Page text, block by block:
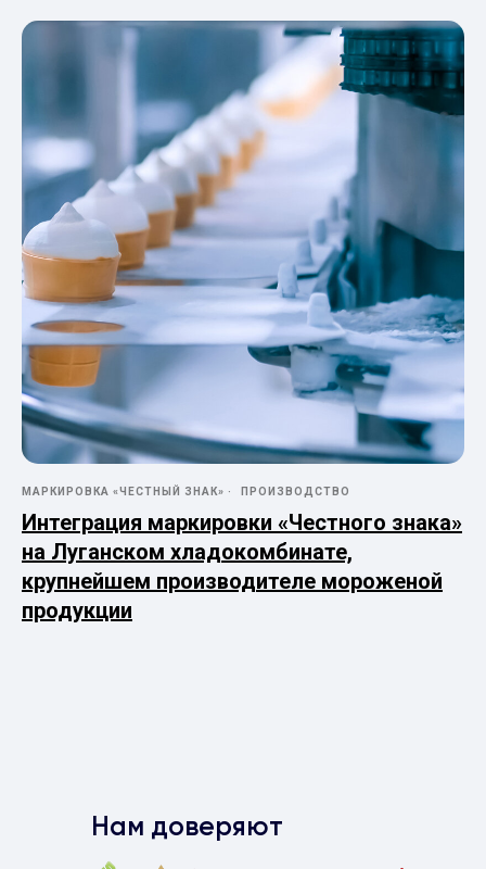
МАРКИРОВКА «ЧЕСТНЫЙ ЗНАК» ПРОИЗВОДСТВО
Интеграция маркировки «Честного знака»
на Луганском хладокомбинате,
крупнейшем производителе мороженой
продукции
Нам доверяют